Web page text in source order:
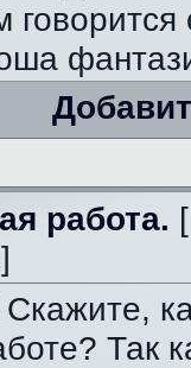
работа.
Скажите,
Так